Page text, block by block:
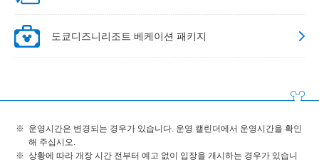
도쿄디즈니리조트 베케이션 패키지
운영시간은 변경되는 경우가 있습니다. 운영 캘린더에서 운영시간을 확인
해 주십시오.
상황에 따라 개장 시간 전부터 예고 없이 입장을 개시하는 경우가 있습니